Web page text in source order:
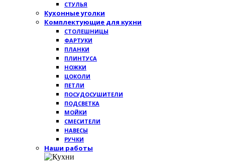
СТУЛЬЯ
Кухонные уголки
Комплектующие для кухни
СТОЛЕШНИЦЫ
ФАРТУКИ
ПЛАНКИ
ПЛИНТУСА
НОЖКИ
ЦОКОЛИ
ПЕТЛИ
ПОСУДОСУШИТЕЛИ
ПОДСВЕТКА
МОЙКИ
СМЕСИТЕЛИ
НАВЕСЫ
РУЧКИ
Наши работы